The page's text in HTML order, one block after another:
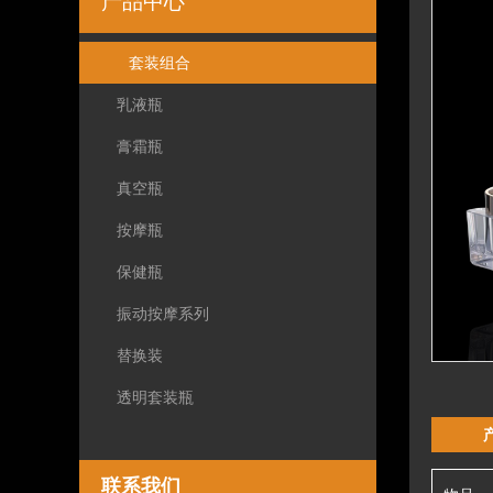
套装组合
乳液瓶
膏霜瓶
真空瓶
按摩瓶
保健瓶
振动按摩系列
替换装
透明套装瓶
联系我们